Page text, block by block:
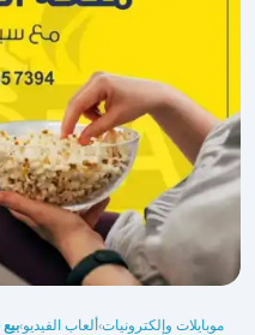
موبايلات وإلكترونيات›ألعاب الفيديو›